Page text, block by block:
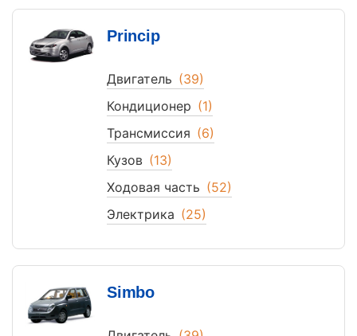
Princip
Двигатель (39)
Кондиционер (1)
Трансмиссия (6)
Кузов (13)
Ходовая часть (52)
Электрика (25)
Simbo